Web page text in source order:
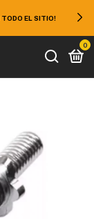
TODO EL SITIO!
0